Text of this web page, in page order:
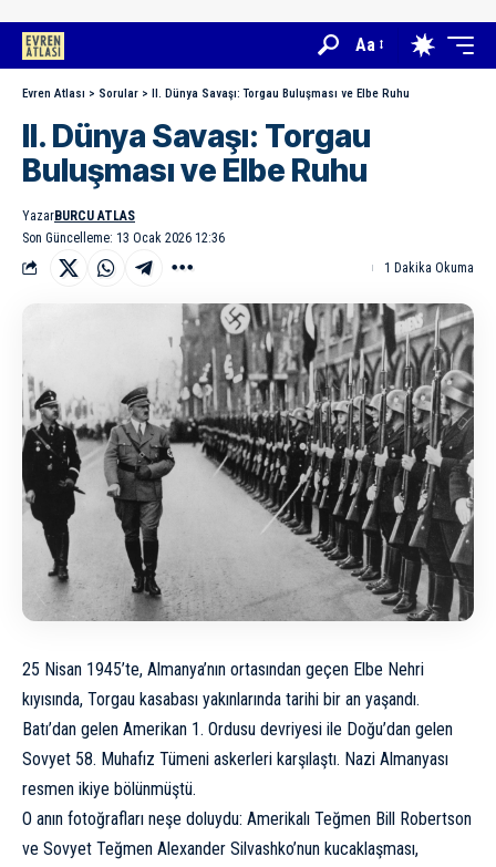
Aa
Evren Atlası > Sorular > II. Dünya Savaşı: Torgau Buluşması ve Elbe Ruhu
II. Dünya Savaşı: Torgau
Buluşması ve Elbe Ruhu
Son Güncelleme: 13 Ocak 2026 12:36
YazarBURCU ATLAS
1 Dakika Okuma
25 Nisan 1945’te, Almanya’nın ortasından geçen Elbe Nehri
kıyısında, Torgau kasabası yakınlarında tarihi bir an yaşandı.
Batı’dan gelen Amerikan 1. Ordusu devriyesi ile Doğu’dan gelen
Sovyet 58. Muhafız Tümeni askerleri karşılaştı. Nazi Almanyası
resmen ikiye bölünmüştü.
O anın fotoğrafları neşe doluydu: Amerikalı Teğmen Bill Robertson
ve Sovyet Teğmen Alexander Silvashko’nun kucaklaşması,